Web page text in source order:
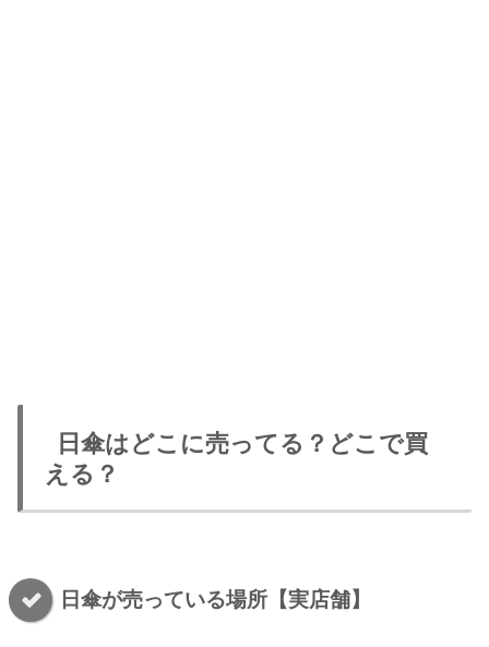
日傘はどこに売ってる？どこで買
える？
日傘が売っている場所【実店舗】